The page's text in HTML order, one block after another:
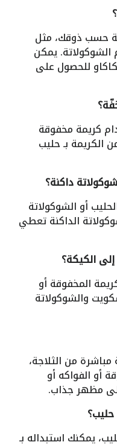
حسب ذوقك، مثل
الشوكولاتة. يمكن
للحصول على
كريمة مخفوقة
الكريمة بـ حليب
أو الشوكولاتة
الداكنة تعطي
المخفوقة أو
والشوكولاتة
من الثلاجة،
أو الفواكه أو
مظهر جذاب.
يمكنك استبداله بـ